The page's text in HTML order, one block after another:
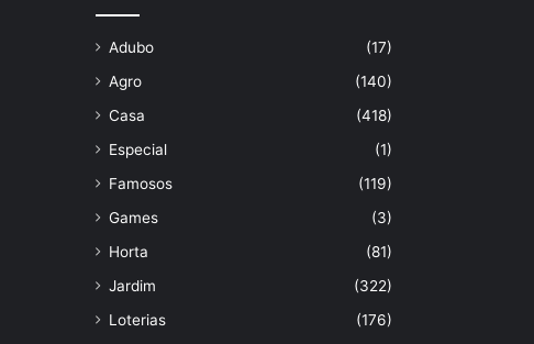
Adubo
(17)
Agro
(140)
Casa
(418)
Especial
(1)
Famosos
(119)
Games
(3)
Horta
(81)
Jardim
(322)
Loterias
(176)